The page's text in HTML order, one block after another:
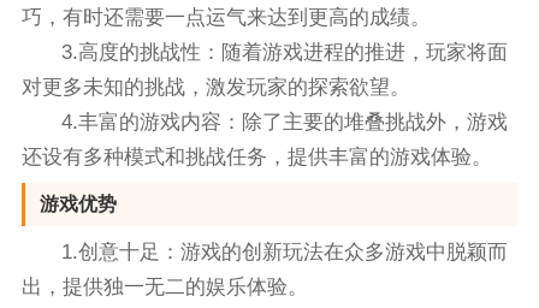
巧，有时还需要一点运气来达到更高的成绩。
3.高度的挑战性：随着游戏进程的推进，玩家将面
对更多未知的挑战，激发玩家的探索欲望。
4.丰富的游戏内容：除了主要的堆叠挑战外，游戏
还设有多种模式和挑战任务，提供丰富的游戏体验。
游戏优势
1.创意十足：游戏的创新玩法在众多游戏中脱颖而
出，提供独一无二的娱乐体验。